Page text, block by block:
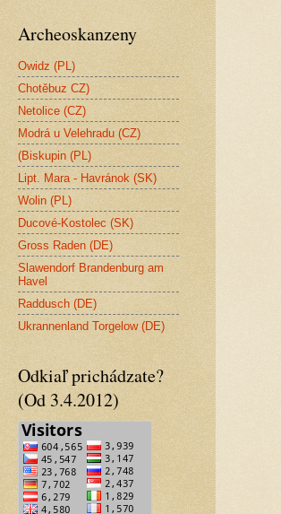
Archeoskanzeny
Owidz (PL)
Chotěbuz CZ)
Netolice (CZ)
Modrá u Velehradu (CZ)
(Biskupin (PL)
Lipt. Mara - Havránok (SK)
Wolin (PL)
Ducové-Kostolec (SK)
Gross Raden (DE)
Slawendorf Brandenburg am
Havel
Raddusch (DE)
Ukrannenland Torgelow (DE)
Odkiaľ prichádzate?
(Od 3.4.2012)